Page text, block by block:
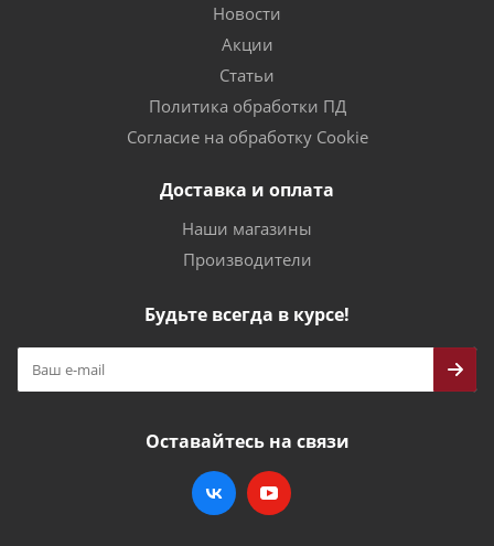
Новости
Акции
Статьи
Политика обработки ПД
Согласие на обработку Cookie
Доставка и оплата
Наши магазины
Производители
Будьте всегда в курсе!
Оставайтесь на связи